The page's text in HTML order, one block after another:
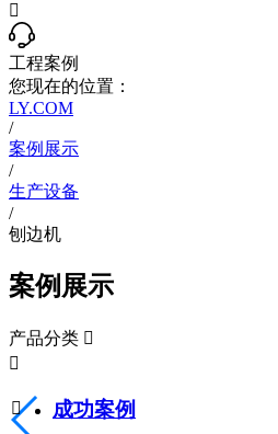

工程案例
您现在的位置：
LY.COM
/
案例展示
/
生产设备
/
刨边机
案例展示
产品分类 

成功案例
